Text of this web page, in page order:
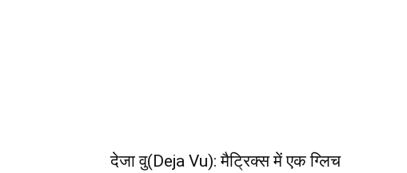
देजा वु(Deja Vu): मैट्रिक्स में एक ग्लिच